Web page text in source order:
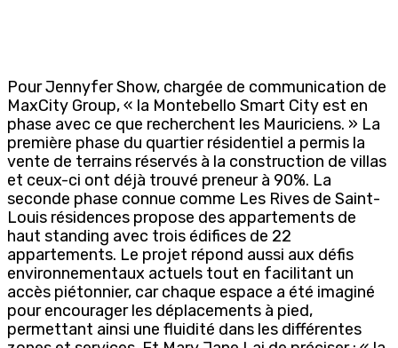
Pour Jennyfer Show, chargée de communication de
MaxCity Group, « la Montebello Smart City est en
phase avec ce que recherchent les Mauriciens. » La
première phase du quartier résidentiel a permis la
vente de terrains réservés à la construction de villas
et ceux-ci ont déjà trouvé preneur à 90%. La
seconde phase connue comme Les Rives de Saint-
Louis résidences propose des appartements de
haut standing avec trois édifices de 22
appartements. Le projet répond aussi aux défis
environnementaux actuels tout en facilitant un
accès piétonnier, car chaque espace a été imaginé
pour encourager les déplacements à pied,
permettant ainsi une fluidité dans les différentes